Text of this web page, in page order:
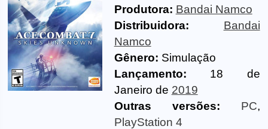
Produtora: Bandai Namco
Distribuidora:
Bandai
Namco
Gênero: Simulação
Lançamento: 18 de
Janeiro de 2019
Outras versões:
PC,
PlayStation 4